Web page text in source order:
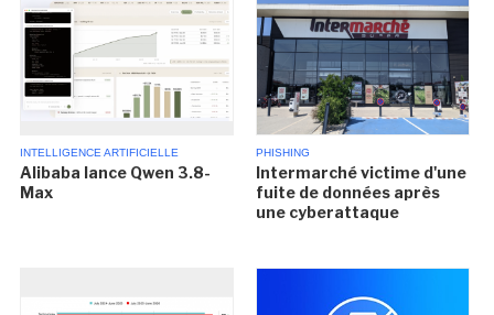
INTELLIGENCE ARTIFICIELLE
Alibaba lance Qwen 3.8-
Max
PHISHING
Intermarché victime d'une
fuite de données après
une cyberattaque